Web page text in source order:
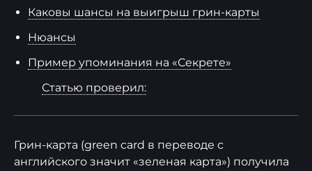
Каковы шансы на выигрыш грин-карты
Нюансы
Пример упоминания на «Секрете»
Статью проверил:
Грин-карта (green card в переводе с
английского значит «зеленая карта») получила